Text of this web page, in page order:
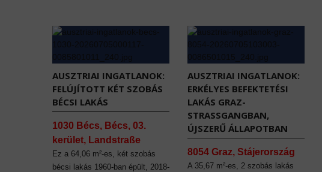
AUSZTRIAI INGATLANOK:
FELÚJÍTOTT KÉT SZOBÁS
BÉCSI LAKÁS
1030 Bécs, Bécs, 03.
kerület, Landstraße
Ez a 64,06 m²-es, két szobás
bécsi lakás 1960-ban épült, 2018-
AUSZTRIAI INGATLANOK:
ERKÉLYES BEFEKTETÉSI
LAKÁS GRAZ-
STRASSGANGBAN,
ÚJSZERŰ ÁLLAPOTBAN
8054 Graz, Stájerország
A 35,67 m²-es, 2 szobás lakás